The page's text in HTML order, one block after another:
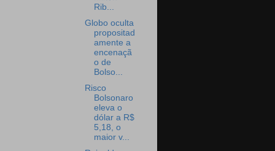
Rib...
Globo oculta
propositad
amente a
encenaçã
o de
Bolso...
Risco
Bolsonaro
eleva o
dólar a R$
5,18, o
maior v...